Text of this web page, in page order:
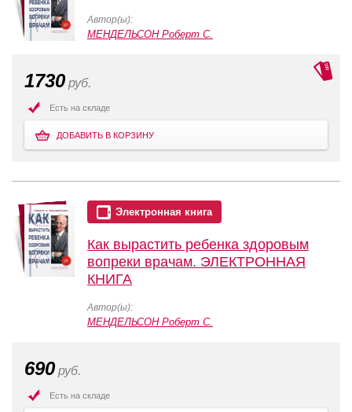
Автор(ы):
МЕНДЕЛЬСОН Роберт С.
1730 руб.
Есть на складе
ДОБАВИТЬ В КОРЗИНУ
Электронная книга
Как вырастить ребенка здоровым
вопреки врачам. ЭЛЕКТРОННАЯ
КНИГА
Автор(ы):
МЕНДЕЛЬСОН Роберт С.
690 руб.
Есть на складе